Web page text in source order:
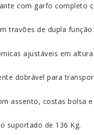
com garfo completo
travões de dupla
ajustáveis em
dobrável para
assento, costas bolsa
suportado de 136 Kg.